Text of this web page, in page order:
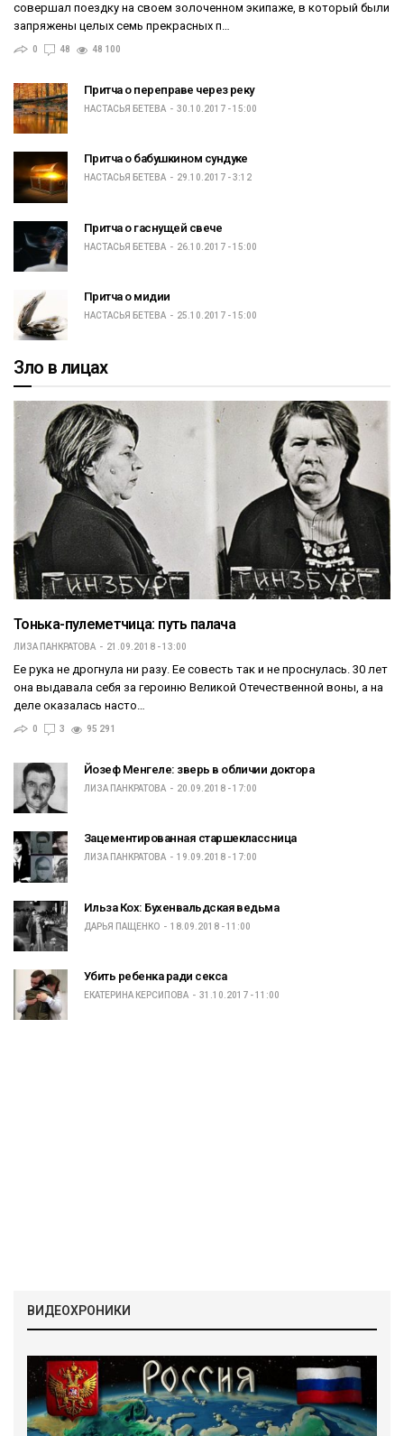
совершал поездку на своем золоченном экипаже, в который были
запряжены целых семь прекрасных п…
0 48 48 100
Притча о переправе через реку
НАСТАСЬЯ БЕТЕВА 30.10.2017 - 15:00
Притча о бабушкином сундуке
НАСТАСЬЯ БЕТЕВА 29.10.2017 - 3:12
Притча о гаснущей свече
НАСТАСЬЯ БЕТЕВА 26.10.2017 - 15:00
Притча о мидии
НАСТАСЬЯ БЕТЕВА 25.10.2017 - 15:00
Зло в лицах
Тонька-пулеметчица: путь палача
ЛИЗА ПАНКРАТОВА 21.09.2018 - 13:00
Ее рука не дрогнула ни разу. Ее совесть так и не проснулась. 30 лет
она выдавала себя за героиню Великой Отечественной воны, а на
деле оказалась насто…
0 3 95 291
Йозеф Менгеле: зверь в обличии доктора
ЛИЗА ПАНКРАТОВА 20.09.2018 - 17:00
Зацементированная старшеклассница
ЛИЗА ПАНКРАТОВА 19.09.2018 - 17:00
Ильза Кох: Бухенвальдская ведьма
ДАРЬЯ ПАЩЕНКО 18.09.2018 - 11:00
Убить ребенка ради секса
ЕКАТЕРИНА КЕРСИПОВА 31.10.2017 - 11:00
ВИДЕОХРОНИКИ